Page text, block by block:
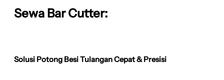
Sewa Bar Cutter:
Solusi Potong Besi Tulangan Cepat & Presisi